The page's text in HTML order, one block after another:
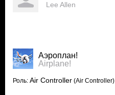
Lee Allen
Аэроплан!
Airplane!
Роль: Air Controller (Air Controller)